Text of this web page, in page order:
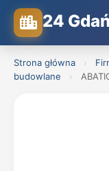
24
Strona główna ›
budowlane
›